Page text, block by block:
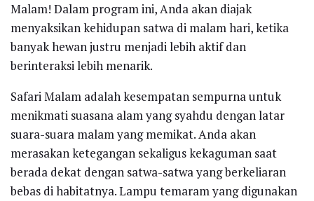
Malam! Dalam program ini, Anda akan diajak
menyaksikan kehidupan satwa di malam hari, ketika
banyak hewan justru menjadi lebih aktif dan
berinteraksi lebih menarik.
Safari Malam adalah kesempatan sempurna untuk
menikmati suasana alam yang syahdu dengan latar
suara-suara malam yang memikat. Anda akan
merasakan ketegangan sekaligus kekaguman saat
berada dekat dengan satwa-satwa yang berkeliaran
bebas di habitatnya. Lampu temaram yang digunakan